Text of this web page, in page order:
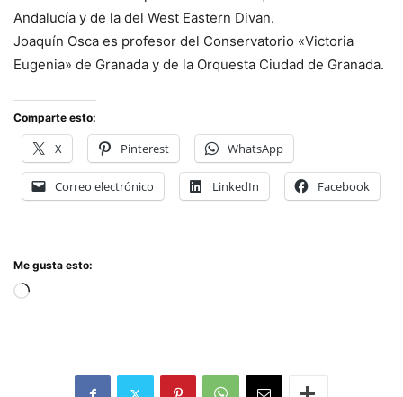
Andalucía y de la del West Eastern Divan.
Joaquín Osca es profesor del Conservatorio «Victoria
Eugenia» de Granada y de la Orquesta Ciudad de Granada.
Comparte esto:
X Pinterest WhatsApp
Correo electrónico LinkedIn Facebook
Me gusta esto:
Cargando...